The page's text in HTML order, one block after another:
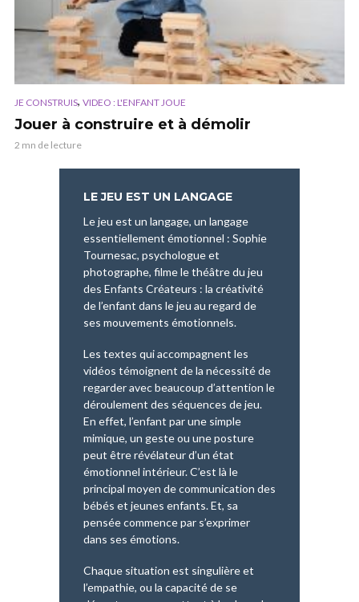
JE CONSTRUIS, VIDEO : L'ENFANT JOUE
Jouer à construire et à démolir
2 mn de lecture
LE JEU EST UN LANGAGE
Le jeu est un langage, un langage
essentiellement émotionnel : Sophie
Tournesac, psychologue et
photographe, filme le théâtre du jeu
des Enfants Créateurs : la créativité
de l’enfant dans le jeu au regard de
ses mouvements émotionnels.
Les textes qui accompagnent les
vidéos témoignent de la nécessité de
regarder avec beaucoup d’attention le
déroulement des séquences de jeu.
En effet, l’enfant par une simple
mimique, un geste ou une posture
peut être révélateur d’un état
émotionnel intérieur. C’est là le
principal moyen de communication des
bébés et jeunes enfants. Et, sa
pensée commence par s’exprimer
dans ses émotions.
Chaque situation est singulière et
l’empathie, ou la capacité de se